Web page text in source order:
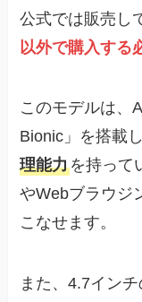
公式では販売し
以外で購入する
このモデルは、
Bionic」を搭載
理能力を持って
やWebブラウジ
こなせます。
また、4.7イン